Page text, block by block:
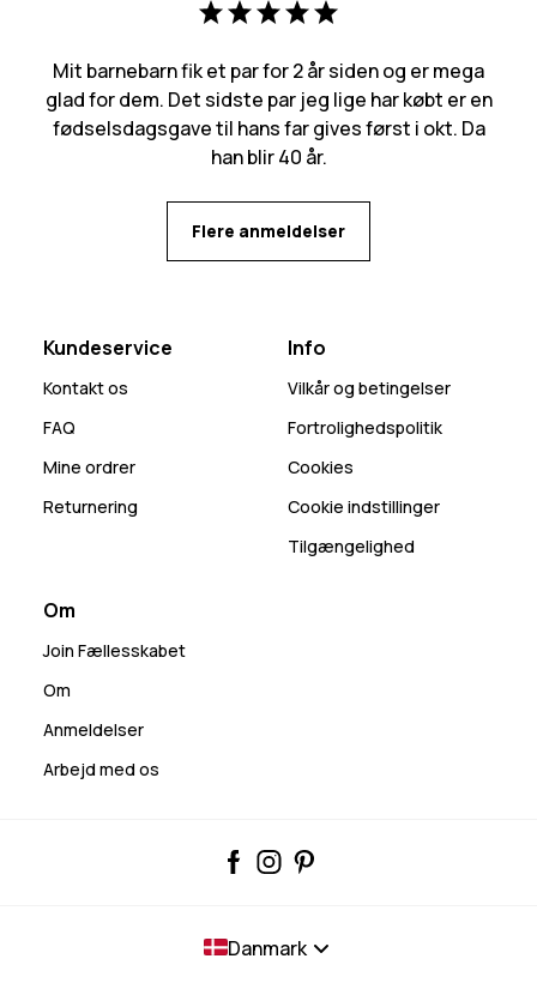
Mit barnebarn fik et par for 2 år siden og er mega
glad for dem. Det sidste par jeg lige har købt er en
fødselsdagsgave til hans far gives først i okt. Da
han blir 40 år.
Flere anmeldelser
Kundeservice
Kontakt os
FAQ
Mine ordrer
Returnering
Info
Vilkår og betingelser
Fortrolighedspolitik
Cookies
Cookie indstillinger
Tilgængelighed
Om
Join Fællesskabet
Om
Anmeldelser
Arbejd med os
Danmark